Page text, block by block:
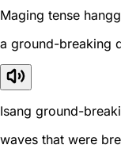
Maging tense
a ground-breaking
Isang ground-
waves that were